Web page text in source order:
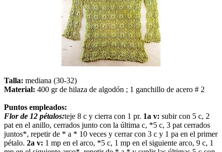
Talla: mediana (30-32)
Material: 400 gr de hilaza de algodón ; 1 ganchillo de acero # 2
Puntos empleados:
Flor de 12 pétalos:teje 8 c y cierra con 1 pr. 1a v: subir con 5 c, 2
pat en el anillo, cerrados junto con la última c, *5 c, 3 pat cerrados
juntos*, repetir de * a * 10 veces y cerrar con 3 c y 1 pa en el primer
pétalo. 2a v: 1 mp en el arco, *5 c, 1 mp en el siguiente arco, 9 c, 1